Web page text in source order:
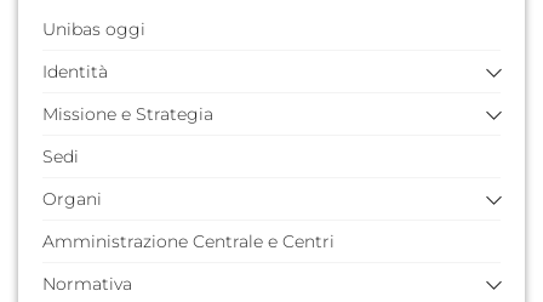
Unibas oggi
Identità
Storia dell'Ateneo
Quarantennale
Missione e Strategia
Missione e valori
Piano Strategico 2024/2026
Comitato Strategico di Ateneo
Analisi e cruscotti
Sedi
Organi
Rettore
Prorettore vicario
Amministrazione Centrale e Centri
Normativa